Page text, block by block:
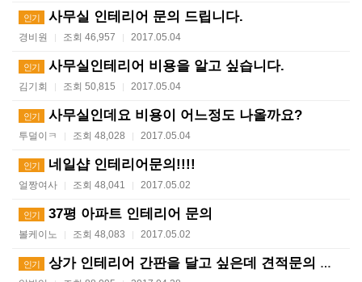
인기 사무실 인테리어 문의 드립니다.
경비원 | 조회 46,957 | 2017.05.04
인기 사무실인테리어 비용을 알고 싶습니다.
김기회 | 조회 50,815 | 2017.05.04
인기 사무실인데요 비용이 어느정도 나올까요?
투덜이ㅋ | 조회 48,028 | 2017.05.04
인기 네일샵 인테리어문의!!!!
얼짱여사 | 조회 48,041 | 2017.05.02
인기 37평 아파트 인테리어 문의
볼케이노 | 조회 48,083 | 2017.05.02
인기 상가 인테리어 간판을 달고 싶은데 견적문의 드립니다